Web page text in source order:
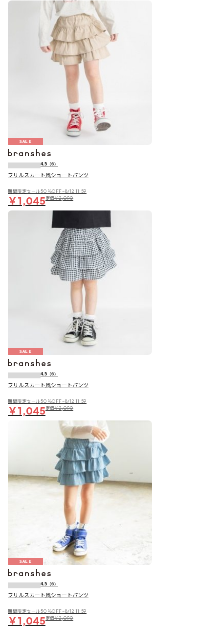
SALE
4.5 （6）
フリルスカート風ショートパンツ
期間限定セール50％OFF~8/12 11:59
￥1,045定価￥2,090
SALE
4.5 （6）
フリルスカート風ショートパンツ
期間限定セール50％OFF~8/12 11:59
￥1,045定価￥2,090
SALE
4.5 （6）
フリルスカート風ショートパンツ
期間限定セール50％OFF~8/12 11:59
￥1,045定価￥2,090